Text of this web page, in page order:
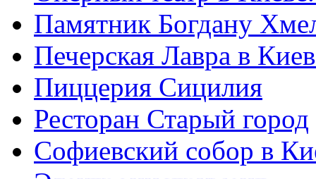
Памятник Богдану
Печерская Лавра в
Пиццерия Сицилия
Ресторан Старый город
Софиевский собор в